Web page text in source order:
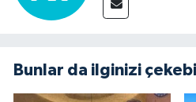
Bunlar da ilginizi